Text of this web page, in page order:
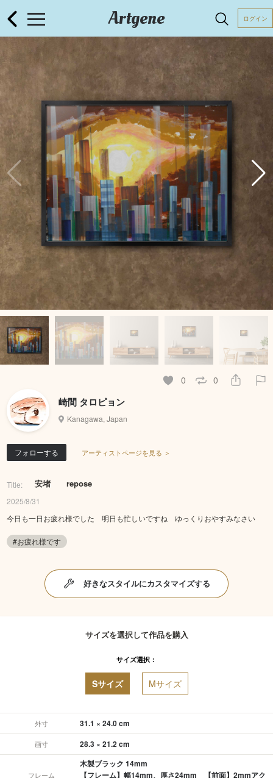
Artgene ログイン
0 0
崎間 タロピョン
Kanagawa, Japan
フォローする アーティストページを見る ＞
Title: 安堵 repose
2025/8/31
今日も一日お疲れ様でした 明日も忙しいですね ゆっくりおやすみなさい
#お疲れ様です
好きなスタイルにカスタマイズする
サイズを選択して作品を購入
サイズ選択：
Sサイズ Mサイズ
外寸 31.1 × 24.0 cm
画寸 28.3 × 21.2 cm
フレーム
木製ブラック 14mm
【フレーム】幅14mm、厚さ24mm 【前面】2mmアク